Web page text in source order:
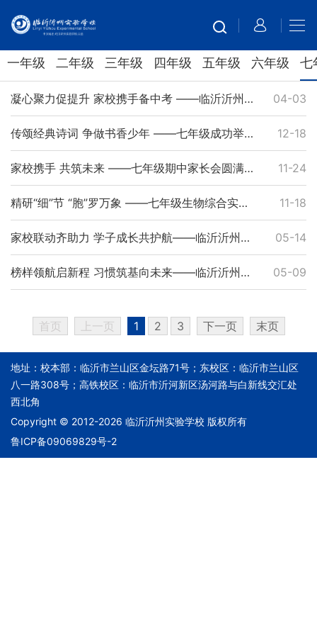
一年级 二年级 三年级 四年级 五年级 六年级 七
凝心聚力促提升 家校携手备中考 ——临沂沂州实验学校八年级召开地生中考分层家长会 04-03
传颂经典诗词 争做书香少年 ——七年级成功举办“儒雅沂州”诗词大赛 12-18
家校携手 共筑未来 ——七年级期中家长会圆满举行 11-24
精研“细”节 “胞”罗万象 ——七年级生物综合实践之细胞模型制作与展示活动 11-18
家校联动齐助力 学子成长共护航——临沂沂州实验学校举行七年级期中家长会 05-14
榜样领航启新程 习惯筑基向未来——临沂沂州实验学校举行七年级期中表彰暨学生习惯教育养成大会 05-09
首页 上一页 1 2 3 下一页 末页
地址：校本部：临沂市兰山区金坛路71号；东校区：临沂市兰山区
八一路308号；高铁校区：临沂市沂河新区汤河路与白新线交汇处
西北角
Copyright © 2012-2026 临沂沂州实验学校 版权所有
鲁ICP备09069829号-2